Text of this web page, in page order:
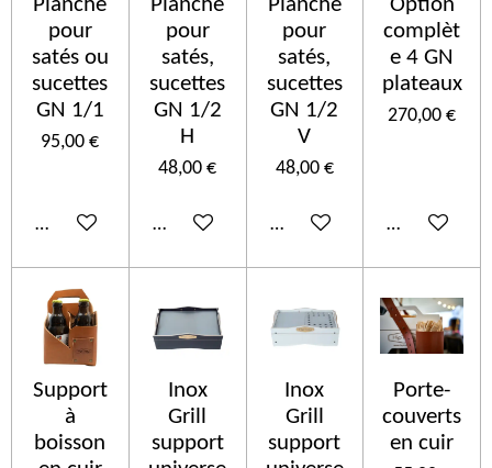
Planche
pour
satés ou
sucettes
GN 1/1
95,00 €
Ajouter au panier
Planche
pour
satés,
sucettes
GN 1/2
H
48,00 €
Ajouter au panier
Planche
pour
satés,
sucettes
GN 1/2
V
48,00 €
Ajouter au panier
Option
complèt
e 4 GN
plateaux
270,00 €
Ajouter au
Support
à
boisson
Inox
Grill
support
Inox
Grill
support
Porte-
couverts
en cuir